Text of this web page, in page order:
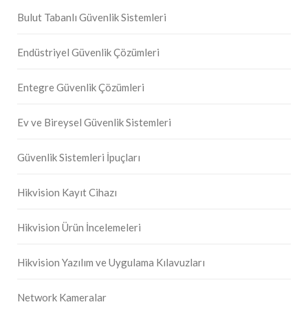
Bulut Tabanlı Güvenlik Sistemleri
Endüstriyel Güvenlik Çözümleri
Entegre Güvenlik Çözümleri
Ev ve Bireysel Güvenlik Sistemleri
Güvenlik Sistemleri İpuçları
Hikvision Kayıt Cihazı
Hikvision Ürün İncelemeleri
Hikvision Yazılım ve Uygulama Kılavuzları
Network Kameralar